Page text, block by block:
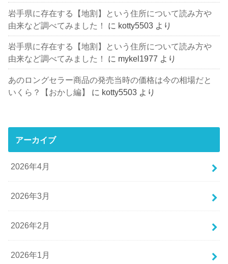
岩手県に存在する【地割】という住所について読み方や
由来など調べてみました！
に kotty5503 より
岩手県に存在する【地割】という住所について読み方や
由来など調べてみました！
に mykel1977 より
あのロングセラー商品の発売当時の価格は今の相場だと
いくら？【おかし編】
に kotty5503 より
アーカイブ
2026年4月
2026年3月
2026年2月
2026年1月